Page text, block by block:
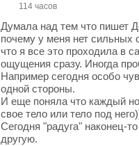
114 часов
Думала над тем что пишет
почему у меня нет сильных
что я все это проходила в
ощущения сразу. Иногда
Например сегодня особо
одной стороны.
И еще поняла что каждый
свое тело или тело под
Сегодня "радуга" наконец-
другую.